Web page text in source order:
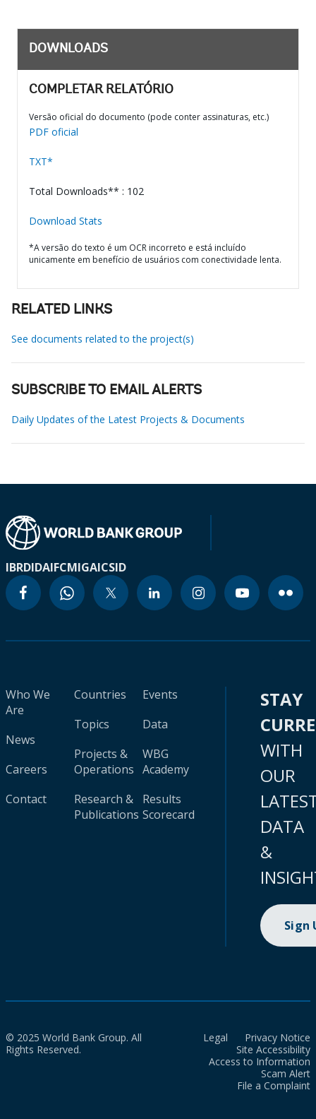
DOWNLOADS
COMPLETAR RELATÓRIO
Versão oficial do documento (pode conter assinaturas, etc.)
PDF oficial
TXT*
Total Downloads** : 102
Download Stats
*A versão do texto é um OCR incorreto e está incluído
unicamente em benefício de usuários com conectividade lenta.
RELATED LINKS
See documents related to the project(s)
SUBSCRIBE TO EMAIL ALERTS
Daily Updates of the Latest Projects & Documents
IBRDIDAIFCMIGAICSID
Who We
Are
News
Careers
Contact
Countries
Topics
Projects &
Operations
Research &
Publications
Events
Data
WBG
Academy
Results
Scorecard
STAY
WITH
OUR
DATA
&
Sign
© 2025 World Bank Group. All
Rights Reserved.
Legal
Privacy Notice
Site Accessibility
Access to Information
Scam Alert
File a Complaint